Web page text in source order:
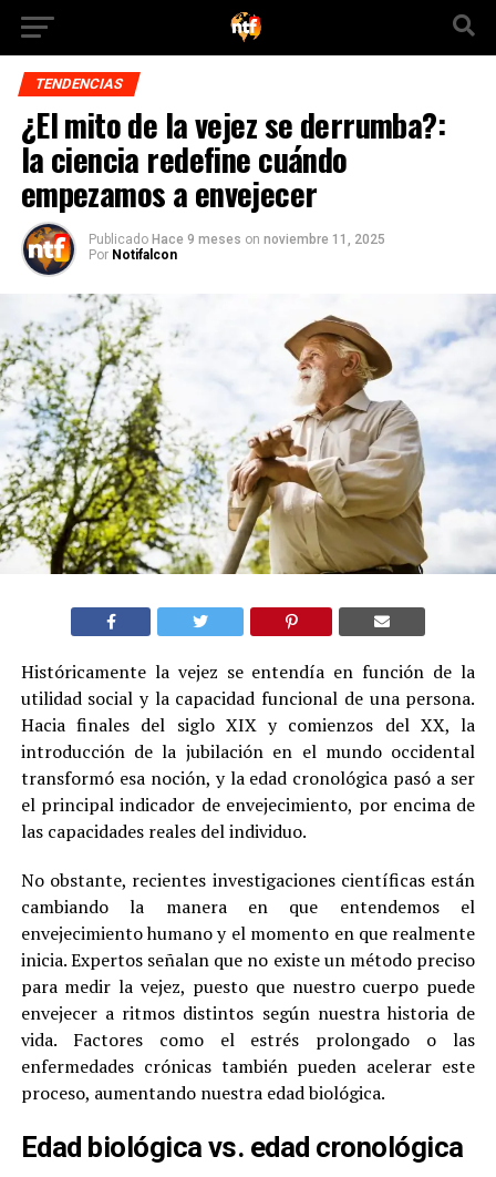
TENDENCIAS
¿El mito de la vejez se derrumba?:
la ciencia redefine cuándo
empezamos a envejecer
Publicado Hace 9 meses on noviembre 11, 2025
Por Notifalcon
Históricamente la vejez se entendía en función de la
utilidad social y la capacidad funcional de una persona.
Hacia finales del siglo XIX y comienzos del XX, la
introducción de la jubilación en el mundo occidental
transformó esa noción, y la edad cronológica pasó a ser
el principal indicador de envejecimiento, por encima de
las capacidades reales del individuo.
No obstante, recientes investigaciones científicas están
cambiando la manera en que entendemos el
envejecimiento humano y el momento en que realmente
inicia. Expertos señalan que no existe un método preciso
para medir la vejez, puesto que nuestro cuerpo puede
envejecer a ritmos distintos según nuestra historia de
vida. Factores como el estrés prolongado o las
enfermedades crónicas también pueden acelerar este
proceso, aumentando nuestra edad biológica.
Edad biológica vs. edad cronológica